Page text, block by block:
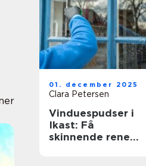
01. december 2025
Clara Petersen
Vinduespudser i
Ikast: Få
skinnende rene